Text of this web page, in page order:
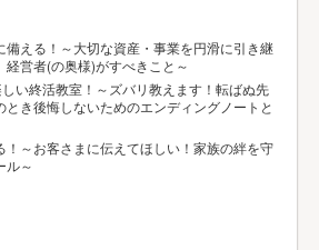
備える！～大切な資産・事業を円滑に引き継
経営者(の奥様)がすべきこと～
い終活教室！～ズバリ教えます！転ばぬ先
き後悔しないためのエンディングノートと
！～お客さまに伝えてほしい！家族の絆を守
ル～